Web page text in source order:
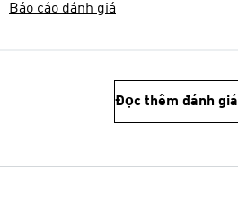
Báo cáo đánh giá
Đọc thêm đánh giá